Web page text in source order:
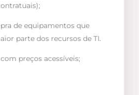
de equipamentos que
parte dos recursos de TI.
preços acessíveis;